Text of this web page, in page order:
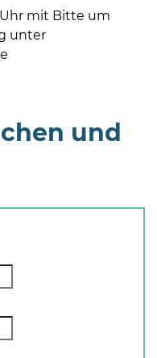
mit Bitte um
unter
und